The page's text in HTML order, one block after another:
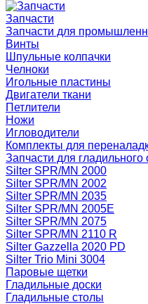
Запчасти
Запчасти для
Винты
Шпульные колпачки
Челноки
Игольные пластины
Двигатели ткани
Петлители
Ножи
Игловодители
Комплекты для
Запчасти для
Silter SPR/MN 2000
Silter SPR/MN 2002
Silter SPR/MN 2035
Silter SPR/MN 2005E
Silter SPR/MN 2075
Silter SPR/MN 2110 R
Silter Gazzella 2020 PD
Silter Trio Mini 3004
Паровые щетки
Гладильные доски
Гладильные столы